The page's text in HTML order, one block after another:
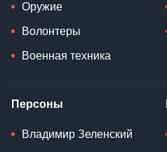
Оружие
Волонтеры
Военная техника
Персоны
Владимир Зеленский